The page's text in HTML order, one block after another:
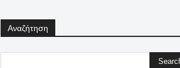
Αναζήτηση